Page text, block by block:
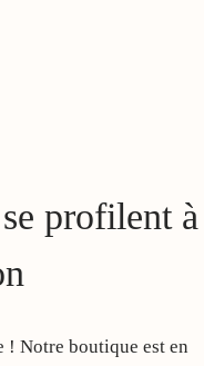
profilent à
! Notre boutique est en